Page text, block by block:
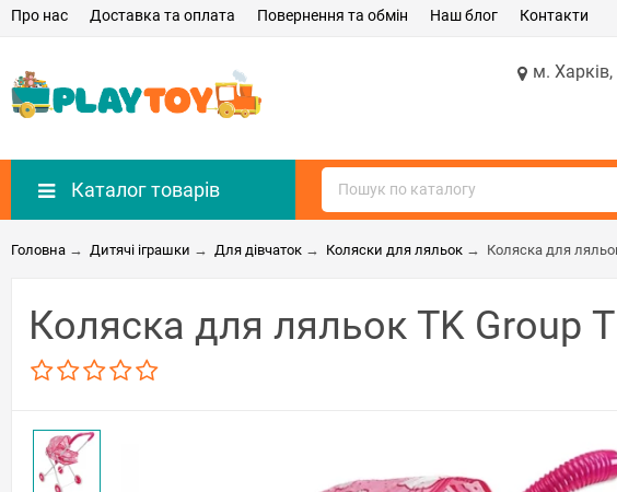
Про нас Доставка та оплата Повернення та обмін Наш блог Контакти
м.
Каталог товарів
Головна → Дитячі іграшки → Для дівчаток → Коляски для ляльок → Коляска для
Коляска для ляльок TK Group